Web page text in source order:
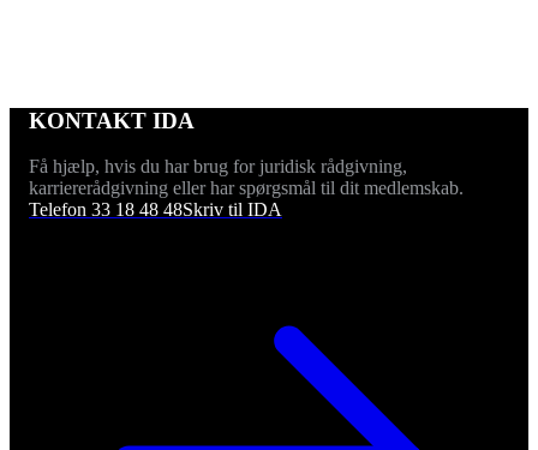
KONTAKT IDA
Få hjælp, hvis du har brug for juridisk rådgivning,
karriererådgivning eller har spørgsmål til dit medlemskab.
Telefon 33 18 48 48Skriv til IDA